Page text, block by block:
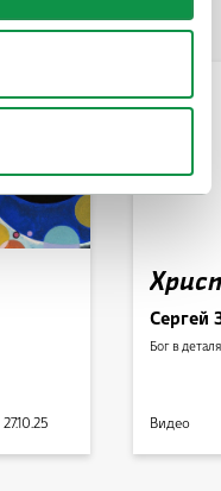
27.10.25
Сергей
Бог в
Видео